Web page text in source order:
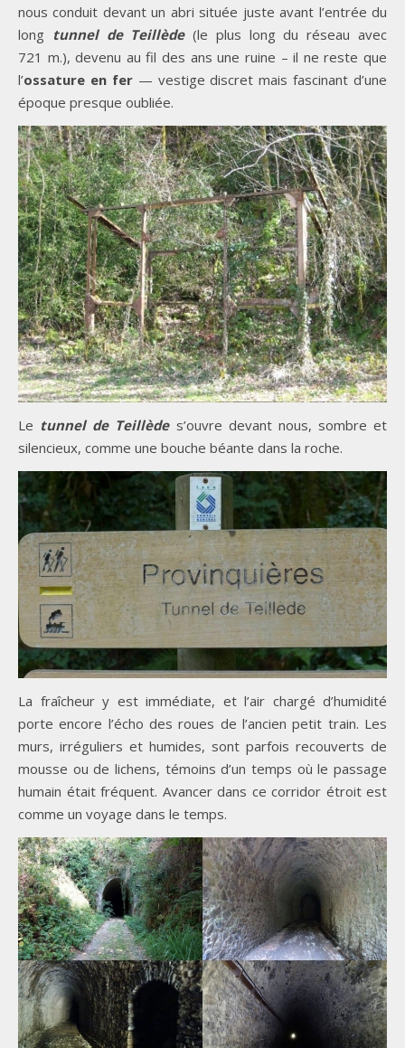
nous conduit devant un abri située juste avant l’entrée du
long tunnel de Teillède(le plus long du réseau avec
721 m.), devenu au fil des ans une ruine – il ne reste que
l’ossature en fer— vestige discret mais fascinant d’une
époque presque oubliée.
Le tunnel de Teillèdes’ouvre devant nous, sombre et
silencieux, comme une bouche béante dans la roche.
La fraîcheur y est immédiate, et l’air chargé d’humidité
porte encore l’écho des roues de l’ancien petit train. Les
murs, irréguliers et humides, sont parfois recouverts de
mousse ou de lichens, témoins d’un temps où le passage
humain était fréquent. Avancer dans ce corridor étroit est
comme un voyage dans le temps.